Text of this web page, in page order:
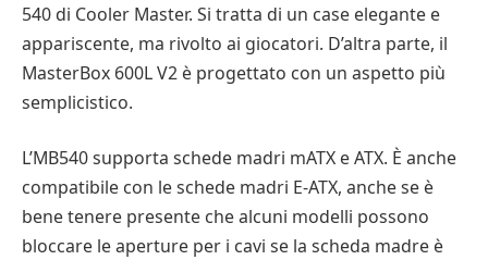
540 di Cooler Master. Si tratta di un case elegante e
appariscente, ma rivolto ai giocatori. D’altra parte, il
MasterBox 600L V2 è progettato con un aspetto più
semplicistico.
L’MB540 supporta schede madri mATX e ATX. È anche
compatibile con le schede madri E-ATX, anche se è
bene tenere presente che alcuni modelli possono
bloccare le aperture per i cavi se la scheda madre è